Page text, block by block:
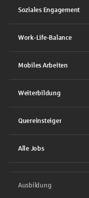
Soziales Engagement
Work-Life-Balance
Mobiles Arbeiten
Weiterbildung
Quereinsteiger
Alle Jobs
Ausbildung